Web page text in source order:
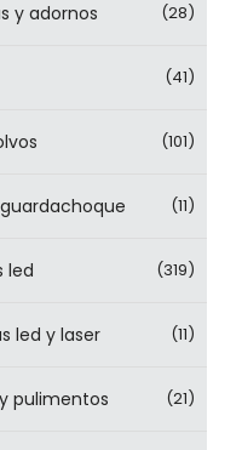
y adornos (28)
(41)
(101)
(11)
led (319)
led y laser (11)
pulimentos (21)